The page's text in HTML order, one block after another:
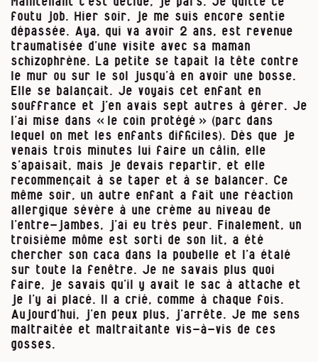
foutu job. Hier soir, je me suis encore sentie
dépassée. Aya, qui va avoir 2 ans, est revenue
traumatisée d’une visite avec sa maman
schizophrène. La petite se tapait la tête contre
le mur ou sur le sol jusqu’à en avoir une bosse.
Elle se balançait. Je voyais cet enfant en
souffrance et j’en avais sept autres à gérer. Je
l’ai mise dans « le coin protégé » (parc dans
lequel on met les enfants difficiles). Dès que je
venais trois minutes lui faire un câlin, elle
s’apaisait, mais je devais repartir, et elle
recommençait à se taper et à se balancer. Ce
même soir, un autre enfant a fait une réaction
allergique sévère à une crème au niveau de
l’entre-jambes, j’ai eu très peur. Finalement, un
troisième môme est sorti de son lit, a été
chercher son caca dans la poubelle et l’a étalé
sur toute la fenêtre. Je ne savais plus quoi
faire, je savais qu’il y avait le sac à attache et
je l’y ai placé. Il a crié, comme à chaque fois.
Aujourd’hui, j’en peux plus, j’arrête. Je me sens
maltraitée et maltraitante vis-à-vis de ces
gosses.